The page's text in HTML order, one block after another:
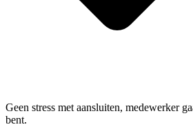
Geen stress met aansluiten, medewerker
bent.